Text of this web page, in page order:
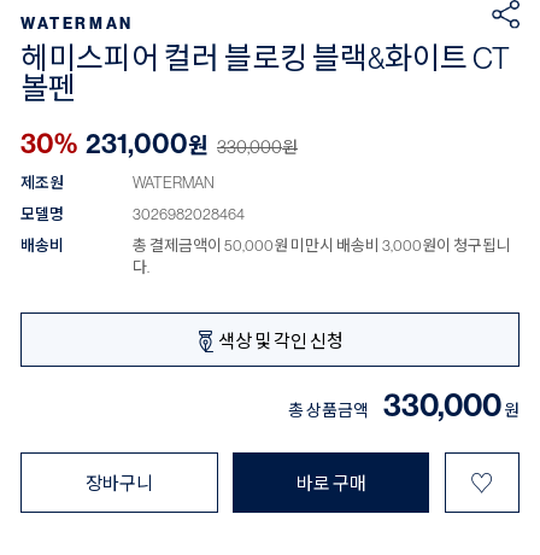
WATERMAN
헤미스피어 컬러 블로킹 블랙&화이트 CT
볼펜
30% 231,000원 330,000원
제조원
WATERMAN
모델명
3026982028464
배송비
총 결제금액이 50,000원 미만시 배송비 3,000원이 청구됩니
다.
색상 및 각인 신청
총 상품금액 330,000원
장바구니 바로 구매 ♡